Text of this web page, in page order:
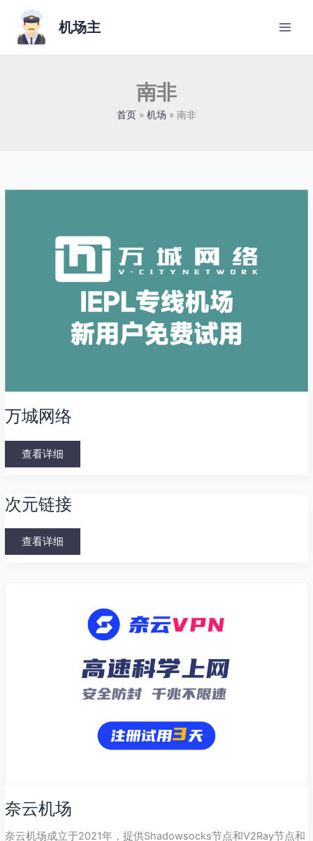
机场主
南非
首页 机场 南非
万城网络
万
查看详细
次元链接
次
元
接
查看详细
奈云机场
奈云机场成立于2021年，提供Shadowsocks节点和V2Ray节点和